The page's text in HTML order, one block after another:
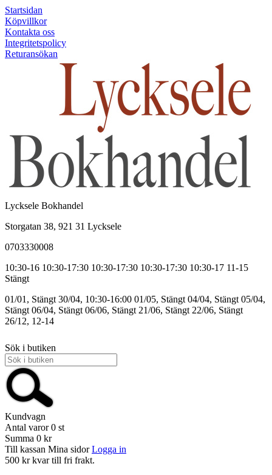
Startsidan
Köpvillkor
Kontakta oss
Integritetspolicy
Returansökan
Lycksele Bokhandel
Storgatan 38, 921 31 Lycksele
0703330008
10:30-16 10:30-17:30 10:30-17:30 10:30-17:30 10:30-17 11-15
Stängt
01/01, Stängt 30/04, 10:30-16:00 01/05, Stängt 04/04, Stängt 05/04,
Stängt 06/04, Stängt 06/06, Stängt 21/06, Stängt 22/06, Stängt
26/12, 12-14
Sök i butiken
Kundvagn
Antal varor 0 st
Summa 0 kr
Till kassan Mina sidor Logga in
500 kr kvar till fri frakt.